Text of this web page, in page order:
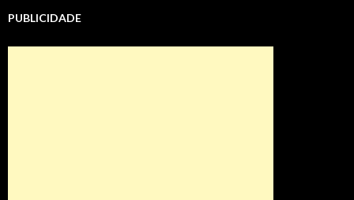
PUBLICIDADE